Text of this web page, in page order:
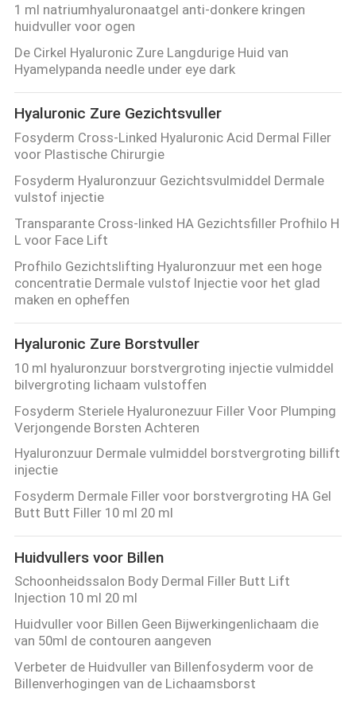
1 ml natriumhyaluronaatgel anti-donkere kringen
huidvuller voor ogen
De Cirkel Hyaluronic Zure Langdurige Huid van
Hyamelypanda needle under eye dark
Hyaluronic Zure Gezichtsvuller
Fosyderm Cross-Linked Hyaluronic Acid Dermal Filler
voor Plastische Chirurgie
Fosyderm Hyaluronzuur Gezichtsvulmiddel Dermale
vulstof injectie
Transparante Cross-linked HA Gezichtsfiller Profhilo H
L voor Face Lift
Profhilo Gezichtslifting Hyaluronzuur met een hoge
concentratie Dermale vulstof Injectie voor het glad
maken en opheffen
Hyaluronic Zure Borstvuller
10 ml hyaluronzuur borstvergroting injectie vulmiddel
bilvergroting lichaam vulstoffen
Fosyderm Steriele Hyaluronezuur Filler Voor Plumping
Verjongende Borsten Achteren
Hyaluronzuur Dermale vulmiddel borstvergroting billift
injectie
Fosyderm Dermale Filler voor borstvergroting HA Gel
Butt Butt Filler 10 ml 20 ml
Huidvullers voor Billen
Schoonheidssalon Body Dermal Filler Butt Lift
Injection 10 ml 20 ml
Huidvuller voor Billen Geen Bijwerkingenlichaam die
van 50ml de contouren aangeven
Verbeter de Huidvuller van Billenfosyderm voor de
Billenverhogingen van de Lichaamsborst